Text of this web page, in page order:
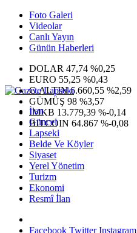
Foto Galeri
Videolar
Canlı Yayın
Günün Haberleri
DOLAR 47,74 %0,25
EURO 55,25 %0,43
G.ALTIN6.660,55 %2,59
GÜMÜŞ 98 %3,57
IMKB 13.779,39 %-0,14
BITCOIN 64.867 %-0,08
İlan
Güncel
Lapseki
Belde Ve Köyler
Siyaset
Yerel Yönetim
Turizm
Ekonomi
Resmî İlan
Facebook Twitter Instagram